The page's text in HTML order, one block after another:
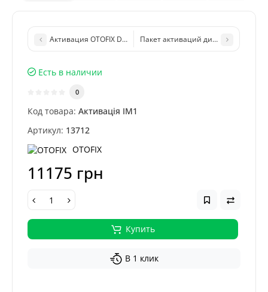
Активация OTOFIX D1 PRO (аналог MS906 Pro) -
Пакет активаций
Есть в наличии
0
Код товара: Активація IM1
Артикул: 13712
OTOFIX
11175 грн
Купить
В 1 клик